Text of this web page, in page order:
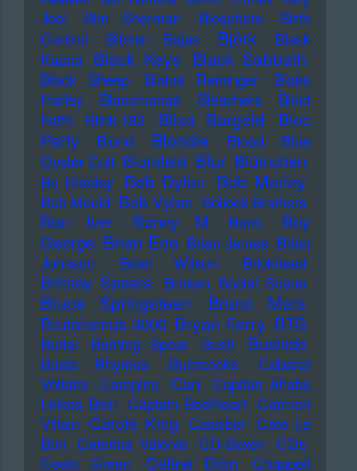
Joel
Bim Sherman Biosphere
Birth
Control
Bitchin Bajas Björk
Black
Kappa Black Keys Black Sabbath
Black Sheep Blaine Reininger
Blake
Harley
Blancmange Bleachers
Blind
Faith
Blink-182 Blixa Bargeld
Bloc
Party
Blond Blondie Blood
Blue
Oyster Cult Blumfeld Blur Blümchen
Bo Diddley Bob Dylan Bob Marley
Bob Mould Bob Vylan Bollock Brothers
Bon Iver Boney M Bono
Boy
George Brian Eno Brian James Brian
Johnson
Brian Wilson Brickhead
Britney Spears Broken Social Scene
Bruce Springsteen Bruno Mars
Brutalismus 3000 Bryan Ferry BTS
Burial Burning Spear Bush Bushido
Busta Rhymes Buzzcocks
Cabaret
Voltaire Campino Can
Captain Ahabs
Linkes Bein Captain Beefheart Carmen
Villain Carole King Cassiber Cate Le
Bon
Caterina Valente CD-Boxen
CDs
Ceelo Green
Celine Dion
Chappell